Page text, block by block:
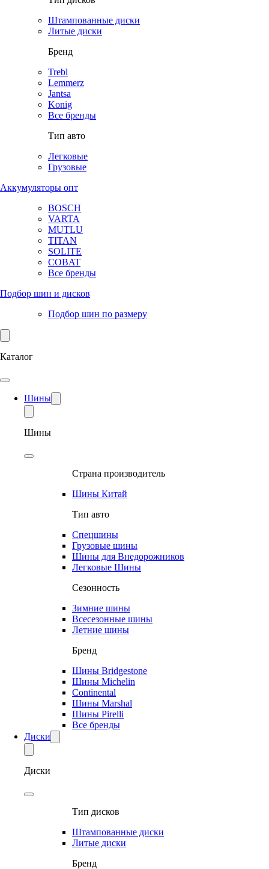
Штампованные диски
Литые диски
Бренд
Trebl
Lemmerz
Jantsa
Konig
Все бренды
Тип авто
Легковые
Грузовые
Аккумуляторы опт
BOSCH
VARTA
MUTLU
TITAN
SOLITE
COBAT
Все бренды
Подбор шин и дисков
Подбор шин по размеру
Каталог
Шины
Шины
Страна производитель
Шины Китай
Тип авто
Спецшины
Грузовые шины
Шины для Внедорожников
Легковые Шины
Сезонность
Зимние шины
Всесезонные шины
Летние шины
Бренд
Шины Bridgestone
Шины Michelin
Continental
Шины Marshal
Шины Pirelli
Все бренды
Диски
Диски
Тип дисков
Штампованные диски
Литые диски
Бренд